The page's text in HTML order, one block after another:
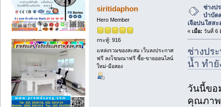
ให้เจือปนใสสะอาด ปราศจากโรค (อ่าน
siritidaphon
Hero Member
กระทู้: 916
แหล่งรวมของสะสม เว็บลงประกาศ
ฟรี ลงโฆษณาฟรี ซื้อ-ขายออนไลน์
ใหม่-มือสอง
ช่างป
บำบัด
เจือปนใสส
« เมื่อ: วันที่ 6
ช่างปร
น้ำ ทำยั
วันนี้ขอ
คุณภาพ